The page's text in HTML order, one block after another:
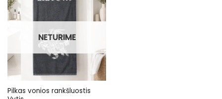
NETURIME
Pilkas vonios rankšluostis